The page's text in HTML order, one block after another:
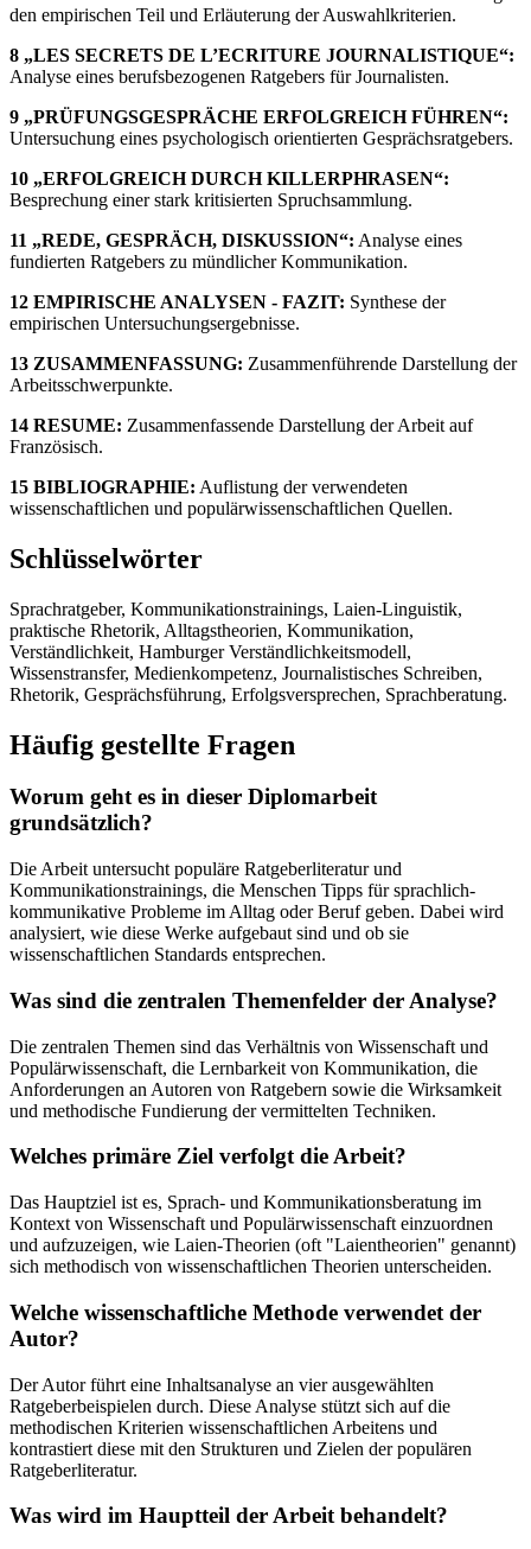
den empirischen Teil und Erläuterung der Auswahlkriterien.
8 „LES SECRETS DE L’ECRITURE JOURNALISTIQUE“:
Analyse eines berufsbezogenen Ratgebers für Journalisten.
9 „PRÜFUNGSGESPRÄCHE ERFOLGREICH FÜHREN“:
Untersuchung eines psychologisch orientierten Gesprächsratgebers.
10 „ERFOLGREICH DURCH KILLERPHRASEN“:
Besprechung einer stark kritisierten Spruchsammlung.
11 „REDE, GESPRÄCH, DISKUSSION“: Analyse eines
fundierten Ratgebers zu mündlicher Kommunikation.
12 EMPIRISCHE ANALYSEN - FAZIT: Synthese der
empirischen Untersuchungsergebnisse.
13 ZUSAMMENFASSUNG: Zusammenführende Darstellung der
Arbeitsschwerpunkte.
14 RESUME: Zusammenfassende Darstellung der Arbeit auf
Französisch.
15 BIBLIOGRAPHIE: Auflistung der verwendeten
wissenschaftlichen und populärwissenschaftlichen Quellen.
Schlüsselwörter
Sprachratgeber, Kommunikationstrainings, Laien-Linguistik,
praktische Rhetorik, Alltagstheorien, Kommunikation,
Verständlichkeit, Hamburger Verständlichkeitsmodell,
Wissenstransfer, Medienkompetenz, Journalistisches Schreiben,
Rhetorik, Gesprächsführung, Erfolgsversprechen, Sprachberatung.
Häufig gestellte Fragen
Worum geht es in dieser Diplomarbeit
grundsätzlich?
Die Arbeit untersucht populäre Ratgeberliteratur und
Kommunikationstrainings, die Menschen Tipps für sprachlich-
kommunikative Probleme im Alltag oder Beruf geben. Dabei wird
analysiert, wie diese Werke aufgebaut sind und ob sie
wissenschaftlichen Standards entsprechen.
Was sind die zentralen Themenfelder der Analyse?
Die zentralen Themen sind das Verhältnis von Wissenschaft und
Populärwissenschaft, die Lernbarkeit von Kommunikation, die
Anforderungen an Autoren von Ratgebern sowie die Wirksamkeit
und methodische Fundierung der vermittelten Techniken.
Welches primäre Ziel verfolgt die Arbeit?
Das Hauptziel ist es, Sprach- und Kommunikationsberatung im
Kontext von Wissenschaft und Populärwissenschaft einzuordnen
und aufzuzeigen, wie Laien-Theorien (oft "Laientheorien" genannt)
sich methodisch von wissenschaftlichen Theorien unterscheiden.
Welche wissenschaftliche Methode verwendet der
Autor?
Der Autor führt eine Inhaltsanalyse an vier ausgewählten
Ratgeberbeispielen durch. Diese Analyse stützt sich auf die
methodischen Kriterien wissenschaftlichen Arbeitens und
kontrastiert diese mit den Strukturen und Zielen der populären
Ratgeberliteratur.
Was wird im Hauptteil der Arbeit behandelt?